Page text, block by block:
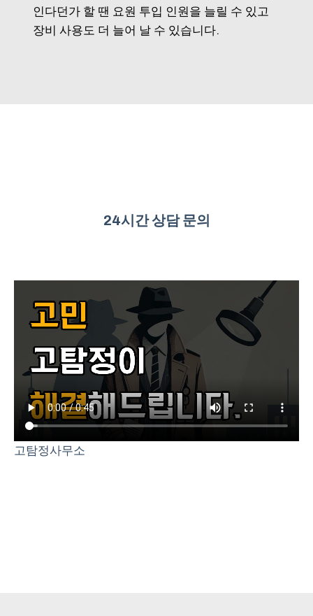
인다던가 할 땐 요원 투입 인원을 늘릴 수 있고
장비 사용도 더 늘어 날 수 있습니다.
24시간 상담 문의
고탐정사무소